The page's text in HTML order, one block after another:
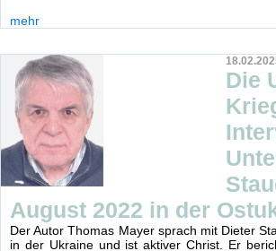
mehr
Die
August 2022 in der
Der Autor Thomas Mayer sprach mit Dieter
in der Ukraine und ist aktiver Christ. Er